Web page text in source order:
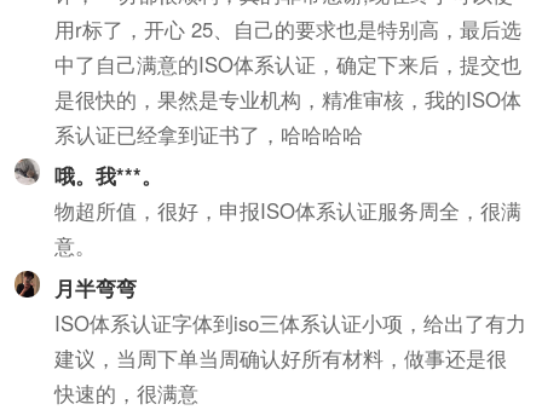
用r标了，开心 25、自己的要求也是特别高，最后选
中了自己满意的ISO体系认证，确定下来后，提交也
是很快的，果然是专业机构，精准审核，我的ISO体
系认证已经拿到证书了，哈哈哈哈
哦。我***。
物超所值，很好，申报ISO体系认证服务周全，很满
意。
月半弯弯
ISO体系认证字体到iso三体系认证小项，给出了有力
建议，当周下单当周确认好所有材料，做事还是很
快速的，很满意